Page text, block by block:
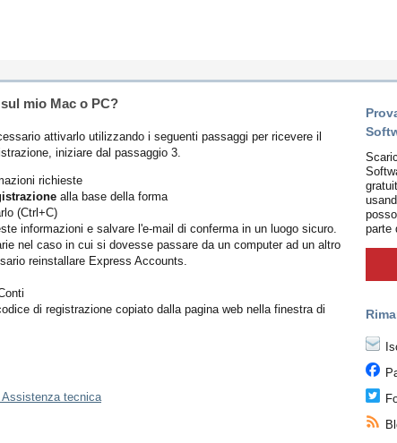
mio Mac o PC?
attivarlo utilizzando i seguenti passaggi per ricevere il
iniziare dal passaggio 3.
richieste
alla base della forma
(Ctrl+C)
informazioni e salvare l'e-mail di conferma in un luogo sicuro.
nel caso in cui si dovesse passare da un computer ad un altro
reinstallare Express Accounts.
di registrazione copiato dalla pagina web nella finestra di
tecnica
parte